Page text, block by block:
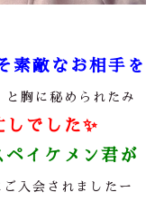
素敵なお相手を
と胸に秘められたみ
しでした✨
イケメン君が
入会されましたー